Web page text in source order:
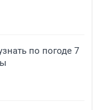
по погоде 7